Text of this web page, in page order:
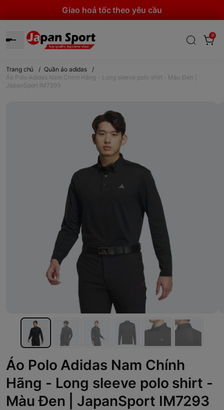
Giao hoả tốc theo yêu cầu
0
Trang chủ / Quần áo adidas
/
Áo Polo Adidas Nam Chính Hãng - Long sleeve polo shirt - Màu Đen |
JapanSport IM7293
Áo Polo Adidas Nam Chính
Hãng - Long sleeve polo shirt -
Màu Đen | JapanSport IM7293